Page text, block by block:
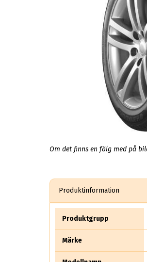
Om det finns en fälg med på
Produktinformation
Produktgrupp
Märke